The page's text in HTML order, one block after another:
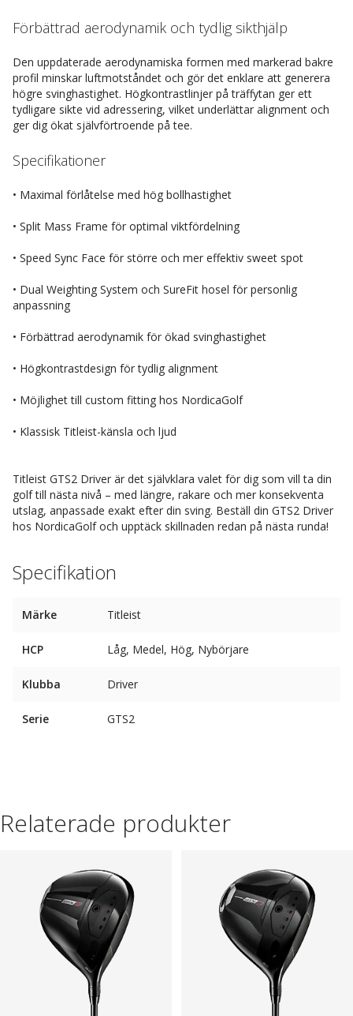
Förbättrad aerodynamik och tydlig sikthjälp
Den uppdaterade aerodynamiska formen med markerad bakre
profil minskar luftmotståndet och gör det enklare att generera
högre svinghastighet. Högkontrastlinjer på träffytan ger ett
tydligare sikte vid adressering, vilket underlättar alignment och
ger dig ökat självförtroende på tee.
Specifikationer
• Maximal förlåtelse med hög bollhastighet
• Split Mass Frame för optimal viktfördelning
• Speed Sync Face för större och mer effektiv sweet spot
• Dual Weighting System och SureFit hosel för personlig
anpassning
• Förbättrad aerodynamik för ökad svinghastighet
• Högkontrastdesign för tydlig alignment
• Möjlighet till custom fitting hos NordicaGolf
• Klassisk Titleist-känsla och ljud
Titleist GTS2 Driver är det självklara valet för dig som vill ta din
golf till nästa nivå – med längre, rakare och mer konsekventa
utslag, anpassade exakt efter din sving. Beställ din GTS2 Driver
hos NordicaGolf och upptäck skillnaden redan på nästa runda!
Specifikation
Märke Titleist
HCP Låg, Medel, Hög, Nybörjare
Klubba Driver
Serie GTS2
Relaterade produkter